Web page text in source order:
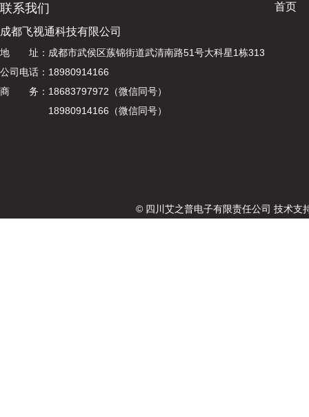
联系我们
成都飞视通科技有限公司
地 址：成都市武侯区蔟锦街道武清南路51号大科星1栋313
公司电话：18980914166
商 务：18683797972（微信同号）
18980914166（微信同号）
首页
© 四川艾之普电子有限责任公司 技术支